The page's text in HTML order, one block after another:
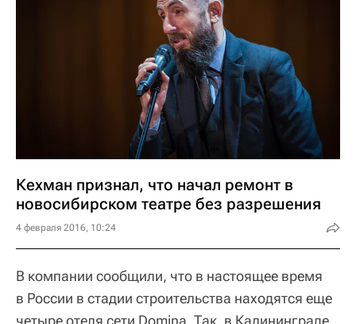
Кехман признал, что начал ремонт в
новосибирском театре без разрешения
4 февраля 2016, 10:24
В компании сообщили, что в настоящее время
в России в стадии строительства находятся еще
четыре отеля сети Domina. Так, в Калининграде